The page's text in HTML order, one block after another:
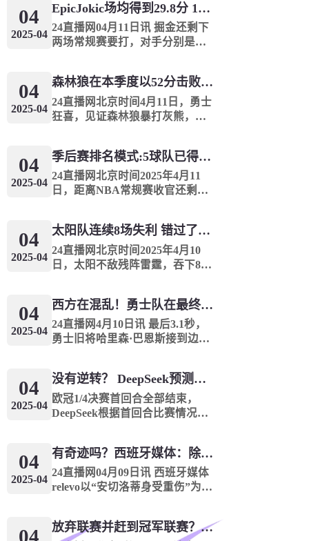
04
2025-04
Epic️Jokic场均得到29.8分 12.8个篮板和10.2次助攻 平均三双很容易吗？
24直播网04月11日讯 掘金还剩下
两场常规赛要打，对手分别是灰
2027分869篮板696助攻，最后两
场常规赛如果全部出战，他只
需...
04
2025-04
森林狼在本季度以52分击败了灰熊！一个部分中的21个中有18个！骑着摇头丸的战士第六 湖船不舒服
24直播网北京时间4月11日，勇士
狂喜，见证森林狼暴打灰熊，一
NBA这么疯狂的进攻表演，森林
狼对阵灰熊的第3节，狼队打出了
单节52...
04
2025-04
季后赛排名模式:5球队已得到确认 西方有一支悲惨的3-8队
24直播网北京时间2025年4月11
日，距离NBA常规赛收官还剩3
火箭分别锁定西部前两名，骑士
凯尔特人分别锁定东部前两名，
魔术...
04
2025-04
太阳队连续8场失利 错过了季后赛 1.5亿巨人完全失败了
24直播网北京时间2025年4月10
日，太阳不敌残阵雷霆，吞下8连
胜，在仅剩两场比赛的情况下，
无论如何他们也无法超过独行
侠，这也意...
04
2025-04
西方在混乱！勇士队在最终成绩中排名第七 湖人队晋级季后赛 火箭向快船送了礼物
24直播网4月10日讯 最后3.1秒，
勇士旧将哈里森·巴恩斯接到边线
马刺114比111绝杀勇士。曾经的
湾区黑鹰用三分绝杀狠狠地...
04
2025-04
没有逆转？ DeepSeek预测冠军联赛的第二回合：4支球队在第一回合中获胜 枪手输了
欧冠1/4决赛首回合全部结束，
DeepSeek根据首回合比赛情况，
合赢球的4支球队均晋级。阿森纳
vs皇马阿森纳首回合主场3球大...
04
2025-04
有奇迹吗？西班牙媒体：除非皇马转过身赢得西甲或欧洲冠军
24直播网04月09日讯 西班牙媒体
relevo以“安切洛蒂身受重伤”为
预料到皇马会在赛季这个阶段依
04 放弃联赛并赶到冠军联赛？阿森纳没有希望赢得英超杯 赢得欧洲冠军的可能性